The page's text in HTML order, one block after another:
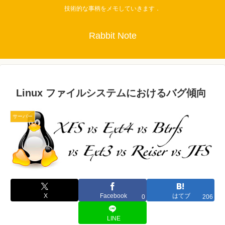
技術的な事柄をメモしていきます．
Rabbit Note
Linux ファイルシステムにおけるバグ傾向
サーバー
X Facebook 0 はてブ 206
LINE